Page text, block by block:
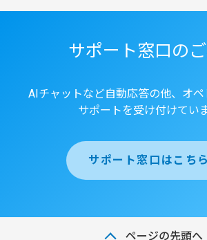
サポート窓口の
AIチャットなど自動応答の他、オ
サポートを受け付けていま
サポート窓口はこちら
ページの先頭へ